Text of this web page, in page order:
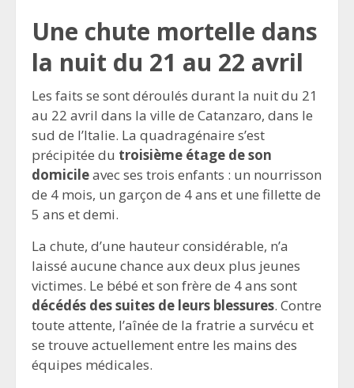
Une chute mortelle dans
la nuit du 21 au 22 avril
Les faits se sont déroulés durant la nuit du 21
au 22 avril dans la ville de Catanzaro, dans le
sud de l’Italie. La quadragénaire s’est
précipitée du troisième étage de son
domicileavec ses trois enfants : un nourrisson
de 4 mois, un garçon de 4 ans et une fillette de
5 ans et demi.
La chute, d’une hauteur considérable, n’a
laissé aucune chance aux deux plus jeunes
victimes. Le bébé et son frère de 4 ans sont
décédés des suites de leurs blessures. Contre
toute attente, l’aînée de la fratrie a survécu et
se trouve actuellement entre les mains des
équipes médicales.